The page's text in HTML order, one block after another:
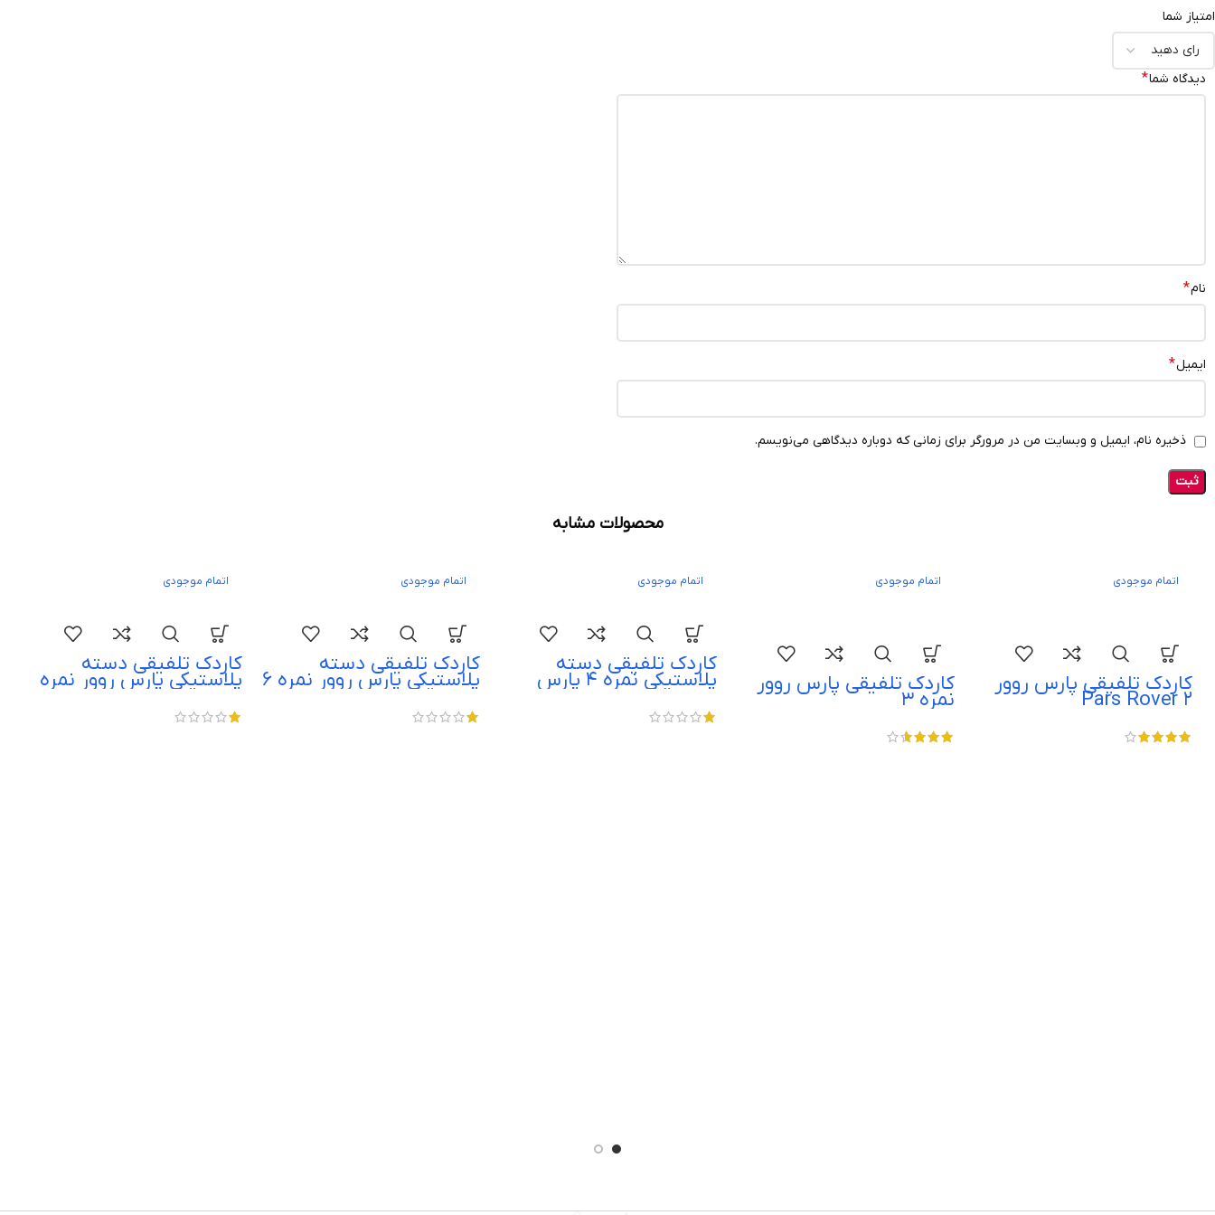
امتیاز شما
دیدگاه شما*
نام*
ایمیل*
ذخیره نام، ایمیل و وبسایت من در مرورگر برای زمانی که دوباره دیدگاهی می‌نویسم.
محصولات مشابه
اتمام موجودی
کاردک تلفیقی پارس روور
Pars Rover 2
اتمام موجودی
کاردک تلفیقی پارس روور
نمره 3
اتمام موجودی
کاردک تلفیقی دسته
پلاستیکی نمره 4 پارس
روور parsrover
اتمام موجودی
کاردک تلفیقی دسته
پلاستیکی پارس روور نمره 6
parsrover
اتمام موجودی
کاردک تلفیقی دسته
پلاستیکی پارس روور نمره
8 parsrover